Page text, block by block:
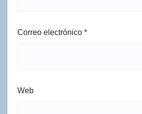
Correo electrónico *
Web